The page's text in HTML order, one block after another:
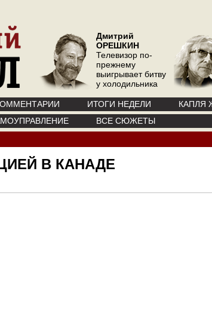
Дмитрий
ОРЕШКИН
Телевизор по-
прежнему
выигрывает битву
у холодильника
ИТОГИ НЕДЕЛИ КАПЛЯ
ВСЕ СЮЖЕТЫ
В КАНАДЕ